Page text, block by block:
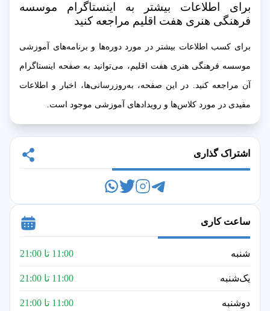
برای اطلاعات بیشتر به اینستاگرام موسسه
فرهنگی هنری هفت اقلیم مراجعه کنید
برای کسب اطلاعات بیشتر در مورد دوره‌ها و برنامه‌های آموزشی
موسسه فرهنگی هنری هفت اقلیم، می‌توانید به صفحه اینستاگرام
آن مراجعه کنید. در این صفحه، به‌روزرسانی‌ها، اخبار و اطلاعات
مفیدی در مورد کلاس‌ها و رویدادهای آموزشی موجود است.
اشتراک گذاری
ساعت کاری
شنبه 11:00 تا 21:00
یک‌شنبه 11:00 تا 21:00
دوشنبه 11:00 تا 21:00